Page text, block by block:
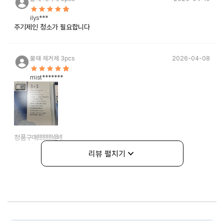
ilys***
주기제인 청소가 필요합니다
물때 제거제 3pcs
mist*******
2026-04-08
정품구매!!!!!!!!!!@!!
물때 제거제 3pcs 2026-04-04
리뷰 펼치기